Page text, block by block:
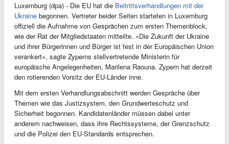
Luxemburg (dpa) - Die EU hat die Beitrittsverhandlungen mit der
Ukraine begonnen. Vertreter beider Seiten starteten in Luxemburg
offiziell die Aufnahme von Gesprächen zum ersten Themenblock,
wie der Rat der Mitgliedstaaten mitteilte. «Die Zukunft der Ukraine
und ihrer Bürgerinnen und Bürger ist fest in der Europäischen Union
verankert», sagte Zyperns stellvertretende Ministerin für
europäische Angelegenheiten, Marilena Raouna. Zypern hat derzeit
den rotierenden Vorsitz der EU-Länder inne.
Mit dem ersten Verhandlungsabschnitt werden Gespräche über
Themen wie das Justizsystem, den Grundwerteschutz und
Sicherheit begonnen. Kandidatenländer müssen dabei unter
anderem nachweisen, dass ihre Rechtssysteme, der Grenzschutz
und die Polizei den EU-Standards entsprechen.